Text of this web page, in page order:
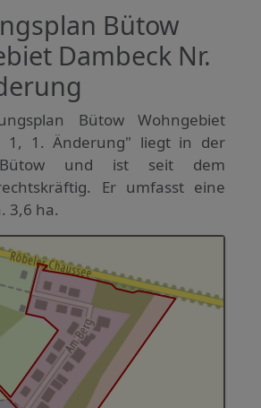
Bütow
Dambeck Nr.
Bütow Wohngebiet
1, 1. Änderung" liegt in der
Bütow und ist seit dem
Er umfasst eine
3,6 ha.